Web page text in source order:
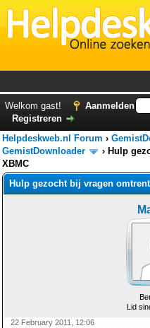
Welkom gast!
Aanmelden
Registreren
Helpdeskweb.nl Forum ›
GemistDownloader
› Hulp
XBMC
Hulp gezocht bij vragen
Lid
22 February 2011, 12:06